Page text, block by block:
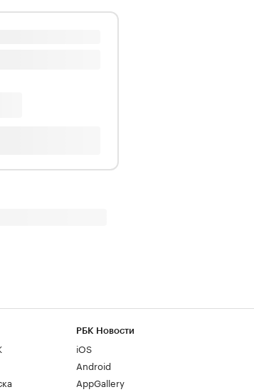
РБК Новости
iOS
Android
AppGallery